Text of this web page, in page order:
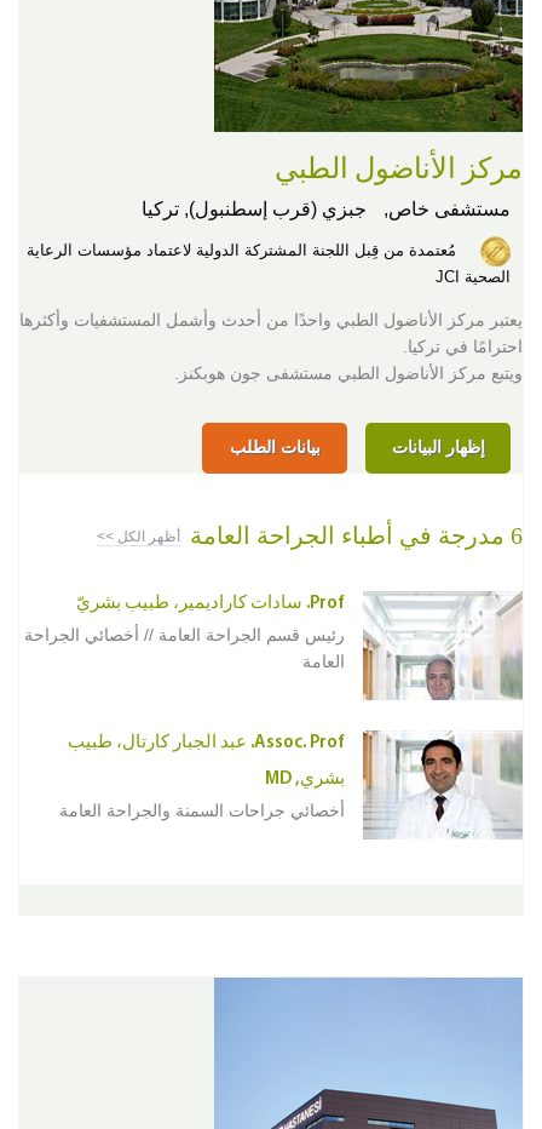
مركز الأناضول الطبي
مستشفى خاص, جبزي (قرب إسطنبول), تركيا
مُعتمدة من قِبل اللجنة المشتركة الدولية لاعتماد مؤسسات الرعاية
الصحية JCI
يعتبر مركز الأناضول الطبي واحدًا من أحدث وأشمل المستشفيات وأكثرها
احترامًا في تركيا.
ويتبع مركز الأناضول الطبي مستشفى جون هوبكنز.
إظهار البيانات بيانات الطلب
6 مدرجة في أطباء الجراحة العامة أظهر الكل >>
Prof. سادات كاراديمير، طبيب بشريّ
رئيس قسم الجراحة العامة // أخصائي الجراحة
العامة
Assoc. Prof. عبد الجبار كارتال، طبيب
بشري, MD
أخصائي جراحات السمنة والجراحة العامة